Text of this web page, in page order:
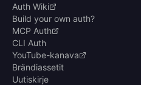
Auth Wiki
Build your own auth?
MCP Auth
CLI Auth
YouTube-kanava
Brändiassetit
Uutiskirje